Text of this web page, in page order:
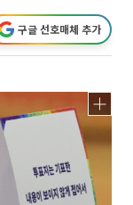
구글 선호매체 추가